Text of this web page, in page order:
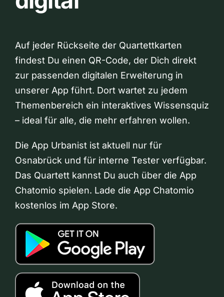
Auf jeder Rückseite der Quartettkarten
findest Du einen QR-Code, der Dich direkt
zur passenden digitalen Erweiterung in
unserer App führt. Dort wartet zu jedem
Themenbereich ein interaktives Wissensquiz
– ideal für alle, die mehr erfahren wollen.
Die App Urbanist ist aktuell nur für
Osnabrück und für interne Tester verfügbar.
Das Quartett kannst Du auch über die App
Chatomio spielen. Lade die App Chatomio
kostenlos im App Store.